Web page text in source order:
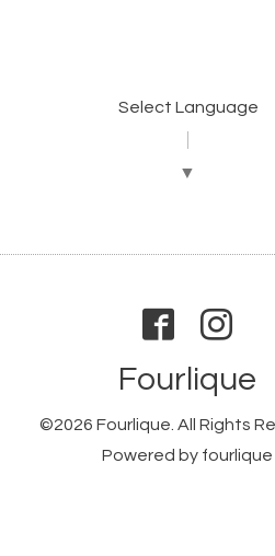
Select Language
▼
Fourlique
©2026 Fourlique . All Rights
Powered by fourlique